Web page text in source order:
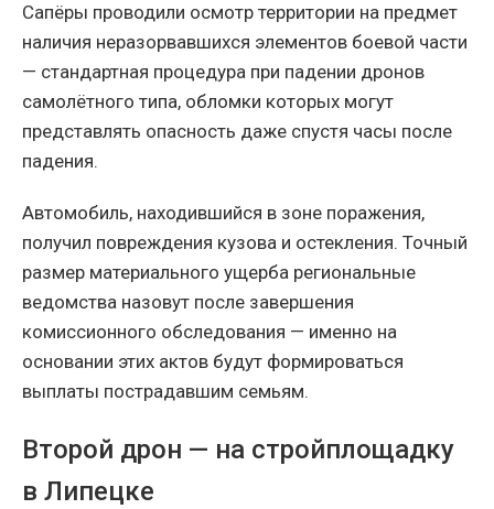
Сапёры проводили осмотр территории на предмет
наличия неразорвавшихся элементов боевой части
— стандартная процедура при падении дронов
самолётного типа, обломки которых могут
представлять опасность даже спустя часы после
падения.
Автомобиль, находившийся в зоне поражения,
получил повреждения кузова и остекления. Точный
размер материального ущерба региональные
ведомства назовут после завершения
комиссионного обследования — именно на
основании этих актов будут формироваться
выплаты пострадавшим семьям.
Второй дрон — на стройплощадку
в Липецке